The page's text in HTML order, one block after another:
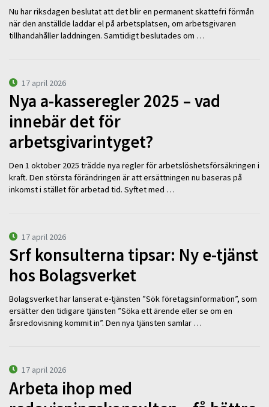
Nu har riksdagen beslutat att det blir en permanent skattefri förmån
när den anställde laddar el på arbetsplatsen, om arbetsgivaren
tillhandahåller laddningen. Samtidigt beslutades om …
17 april 2026
Nya a-kasseregler 2025 – vad
innebär det för
arbetsgivarintyget?
Den 1 oktober 2025 trädde nya regler för arbetslöshetsförsäkringen i
kraft. Den största förändringen är att ersättningen nu baseras på
inkomst i stället för arbetad tid. Syftet med …
17 april 2026
Srf konsulterna tipsar: Ny e-tjänst
hos Bolagsverket
Bolagsverket har lanserat e-tjänsten ”Sök företagsinformation”, som
ersätter den tidigare tjänsten ”Söka ett ärende eller se om en
årsredovisning kommit in”. Den nya tjänsten samlar …
17 april 2026
Arbeta ihop med